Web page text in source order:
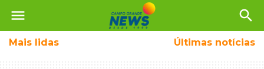
menu search
Mais lidas Últimas notícias